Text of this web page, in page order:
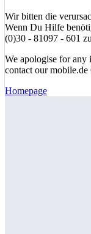
Wir bitten die
Wenn Du Hilfe
(0)30 - 81097 - 601
We apologise for any
contact our
Homepage